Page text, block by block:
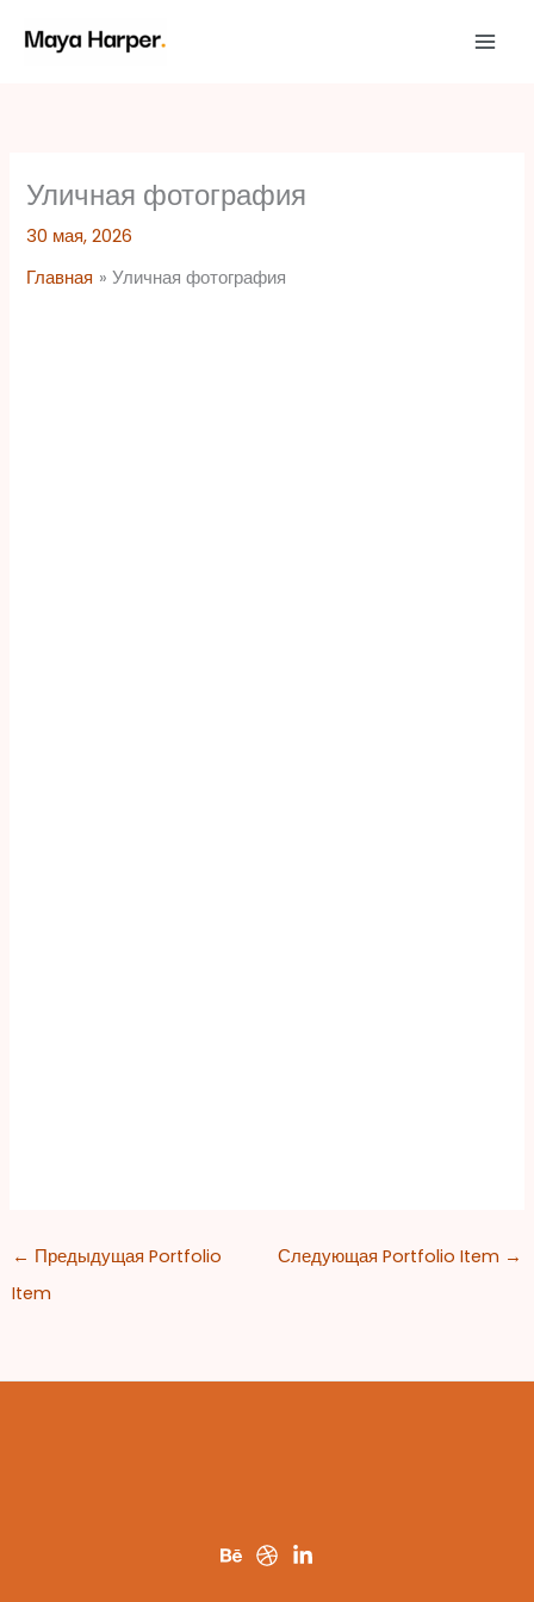
Уличная фотография
30 мая, 2026
Главная
Уличная фотография
← Предыдущая Portfolio
Item
Следующая Portfolio Item →